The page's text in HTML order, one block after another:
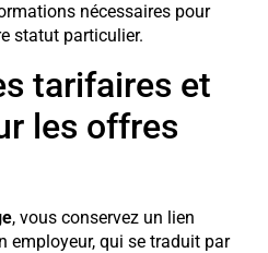
nécessaires pour
statut particulier.
tarifaires et
les offres
, vous conservez un lien
employeur, qui se traduit par